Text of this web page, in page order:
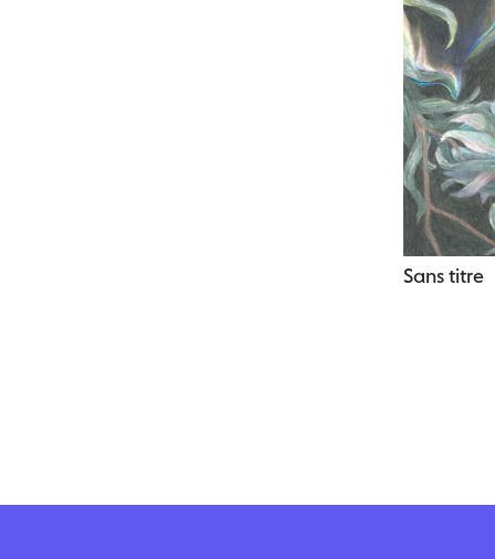
Sans titre